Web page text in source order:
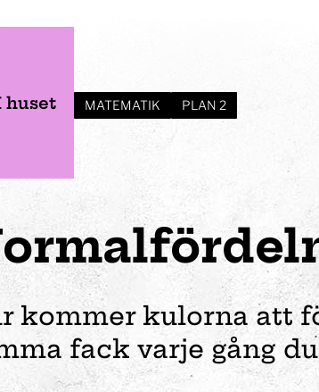
Planera ditt besök
Öppettider
Event
Bröllop
Förskola
Fortbildning
Verksamhet
Vem var Tom Tit?
huset MATEMATIK PLAN 2
kommer kulorna att
fack varje gång